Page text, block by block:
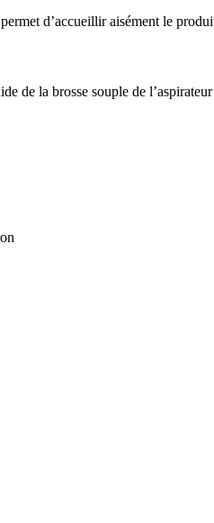
d’accueillir aisément le
de la brosse souple de